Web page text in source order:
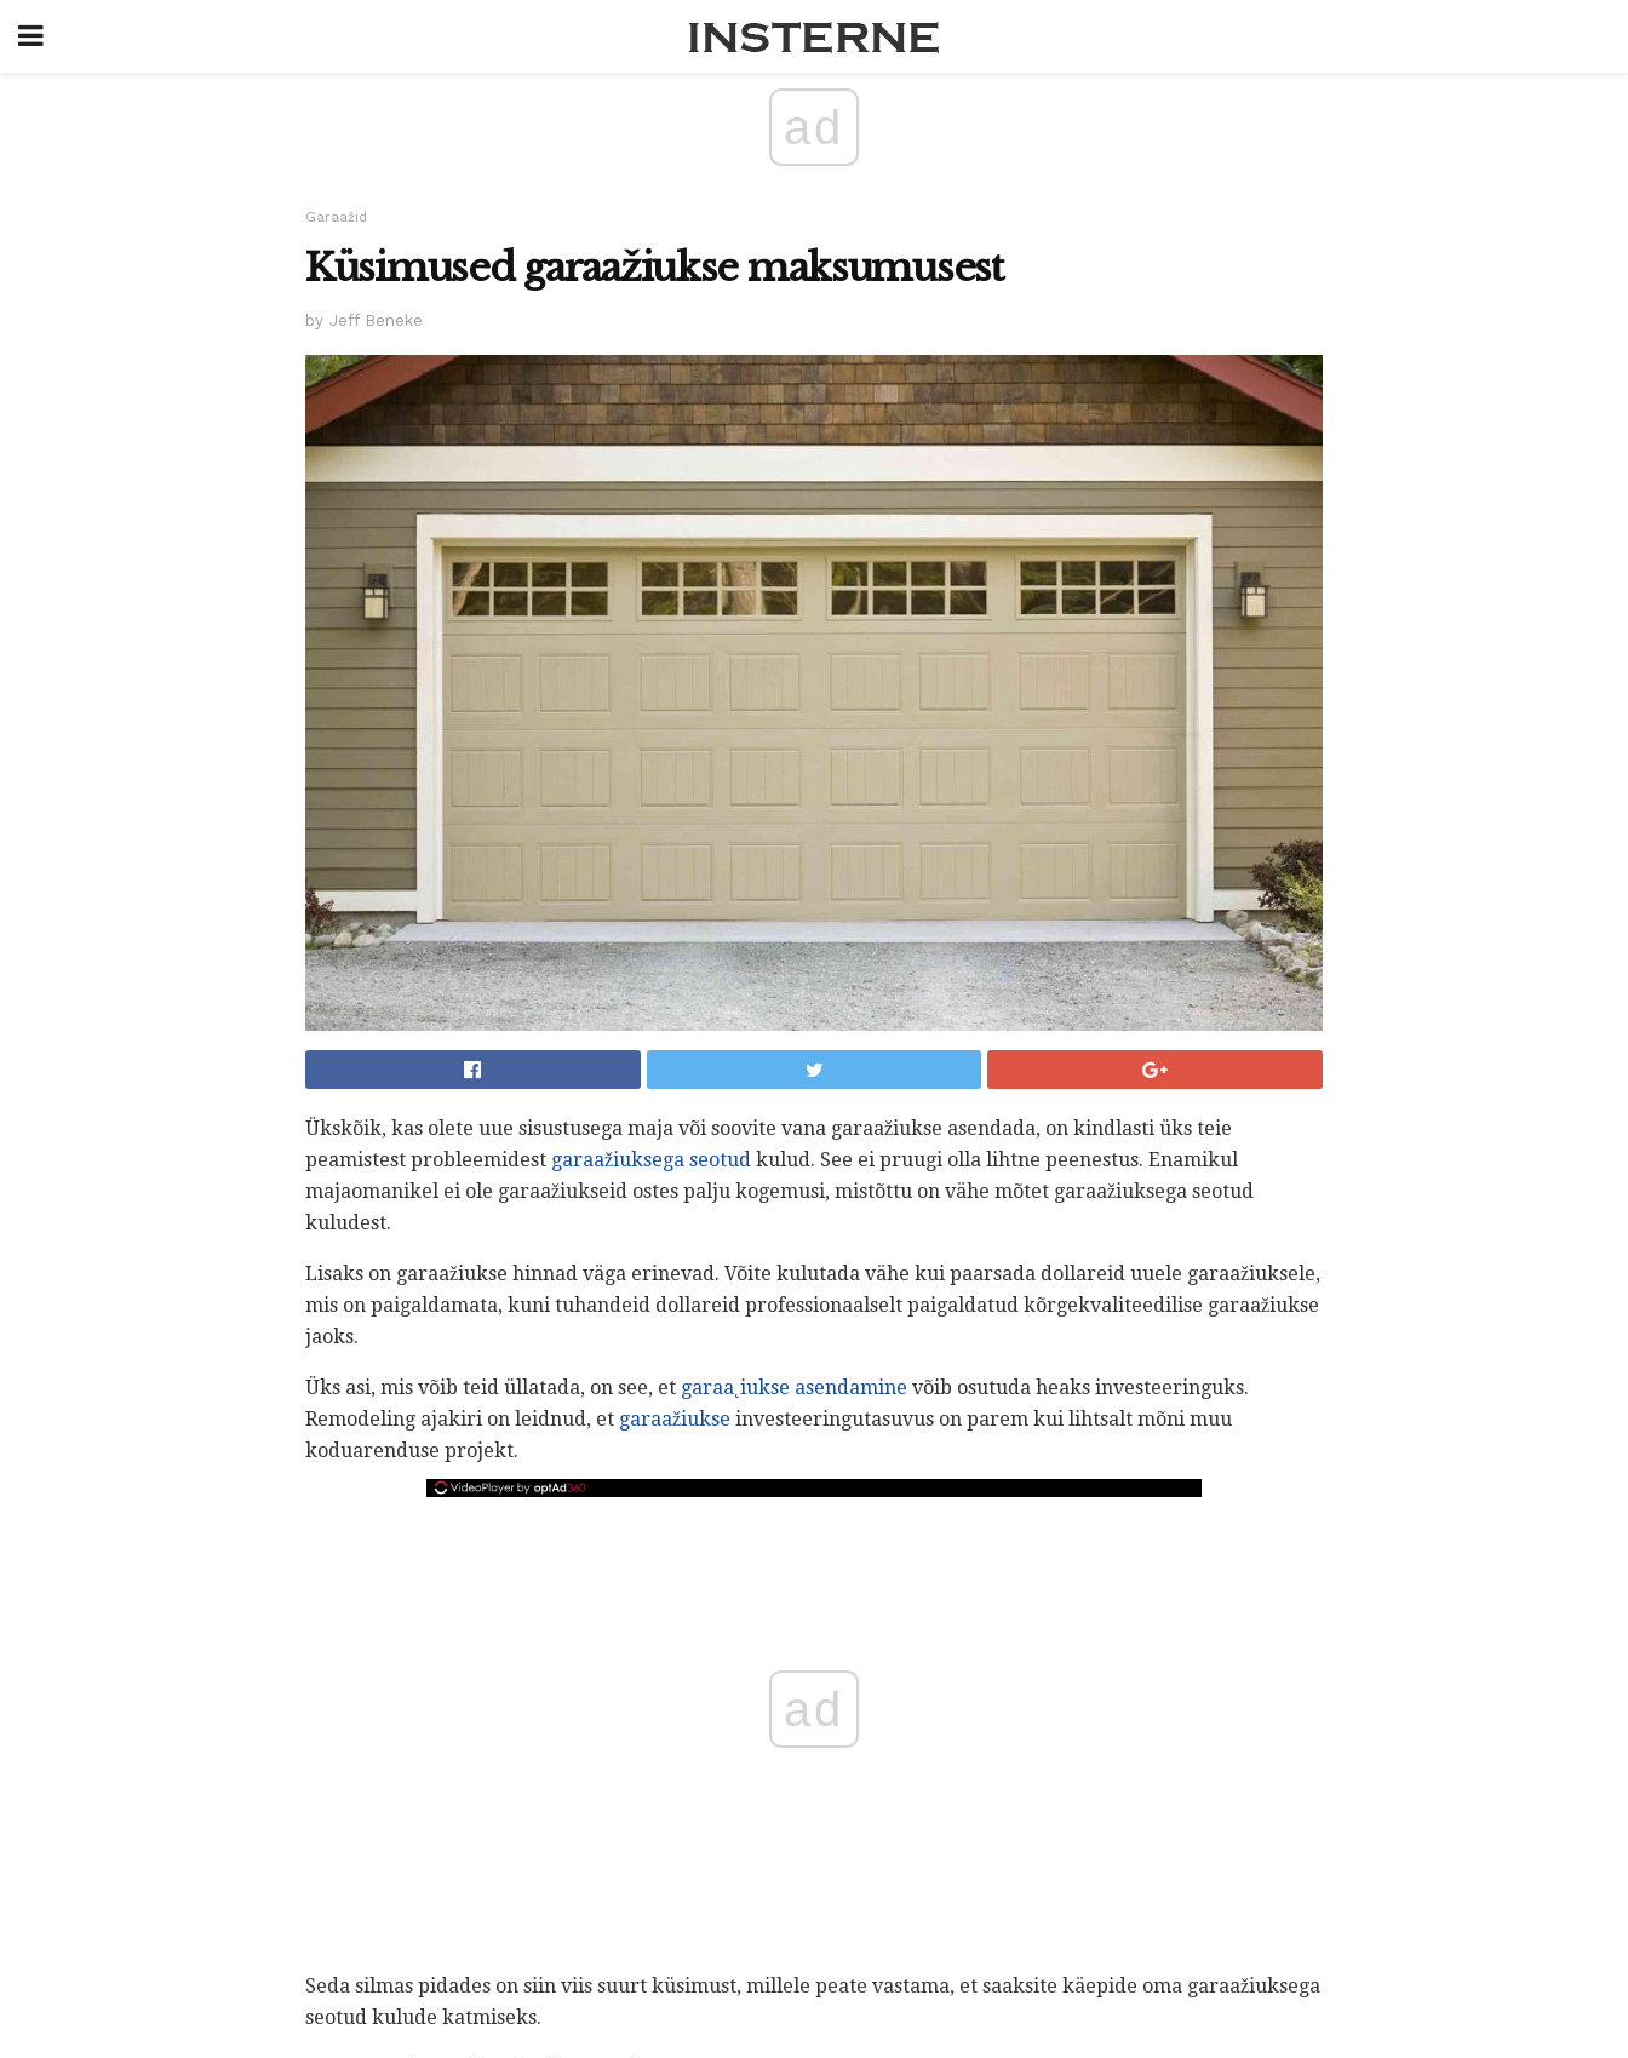
ad
Garaažid
Küsimused garaažiukse maksumusest
by Jeff Beneke
Ükskõik, kas olete uue sisustusega maja või soovite vana garaažiukse asendada, on kindlasti üks teie
peamistest probleemidest garaažiuksega seotud kulud. See ei pruugi olla lihtne peenestus. Enamikul
majaomanikel ei ole garaažiukseid ostes palju kogemusi, mistõttu on vähe mõtet garaažiuksega seotud
kuludest.
Lisaks on garaažiukse hinnad väga erinevad. Võite kulutada vähe kui paarsada dollareid uuele garaažiuksele,
mis on paigaldamata, kuni tuhandeid dollareid professionaalselt paigaldatud kõrgekvaliteedilise garaažiukse
jaoks.
Üks asi, mis võib teid üllatada, on see, et garaa˛iukse asendamine võib osutuda heaks investeeringuks.
Remodeling ajakiri on leidnud, et garaažiukse investeeringutasuvus on parem kui lihtsalt mõni muu
koduarenduse projekt.
ad
Seda silmas pidades on siin viis suurt küsimust, millele peate vastama, et saaksite käepide oma garaažiuksega
seotud kulude katmiseks.